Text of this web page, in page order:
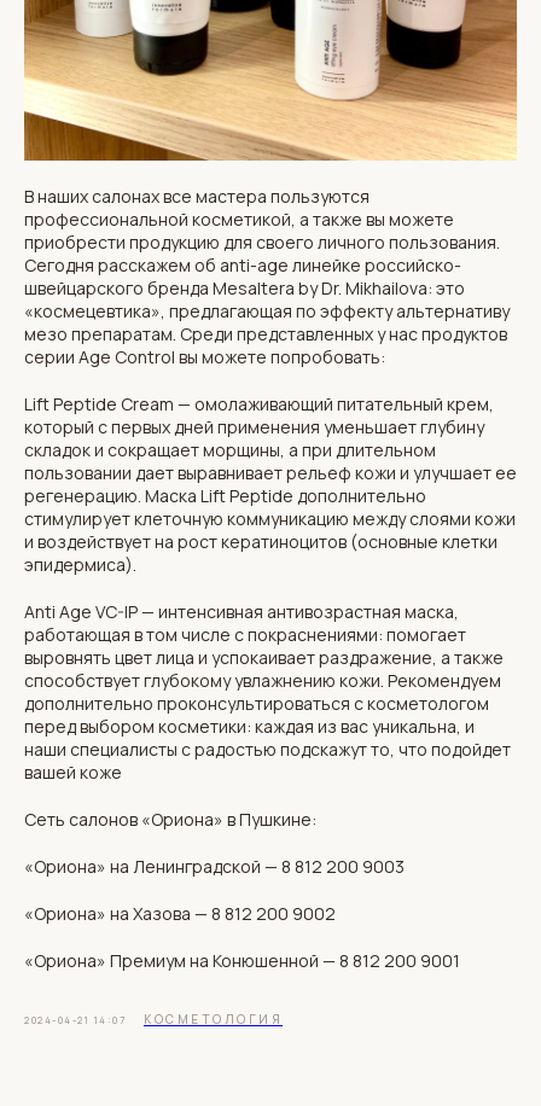
В наших салонах все мастера пользуются
профессиональной косметикой, а также вы можете
приобрести продукцию для своего личного пользования.
Сегодня расскажем об anti-age линейке российско-
швейцарского бренда Mesaltera by Dr. Mikhailova: это
«космецевтика», предлагающая по эффекту альтернативу
мезо препаратам. Среди представленных у нас продуктов
серии Age Control вы можете попробовать:
Lift Peptide Cream — омолаживающий питательный крем,
который с первых дней применения уменьшает глубину
складок и сокращает морщины, а при длительном
пользовании дает выравнивает рельеф кожи и улучшает ее
регенерацию. Маска Lift Peptide дополнительно
стимулирует клеточную коммуникацию между слоями кожи
и воздействует на рост кератиноцитов (основные клетки
эпидермиса).
Anti Age VC-IP — интенсивная антивозрастная маска,
работающая в том числе с покраснениями: помогает
выровнять цвет лица и успокаивает раздражение, а также
способствует глубокому увлажнению кожи. Рекомендуем
дополнительно проконсультироваться с косметологом
перед выбором косметики: каждая из вас уникальна, и
наши специалисты с радостью подскажут то, что подойдет
вашей коже
Сеть салонов «Ориона» в Пушкине:
«Ориона» на Ленинградской — 8 812 200 9003
«Ориона» на Хазова — 8 812 200 9002
«Ориона» Премиум на Конюшенной — 8 812 200 9001
2024-04-21 14:07 КОСМЕТОЛОГИЯ